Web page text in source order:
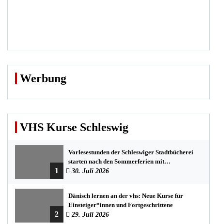
Werbung
VHS Kurse Schleswig
1
Vorlesestunden der Schleswiger Stadtbücherei
starten nach den Sommerferien mit
spannenden Geschichten
30. Juli 2026
2
Dänisch lernen an der vhs: Neue Kurse für
Einsteiger*innen und Fortgeschrittene
29. Juli 2026